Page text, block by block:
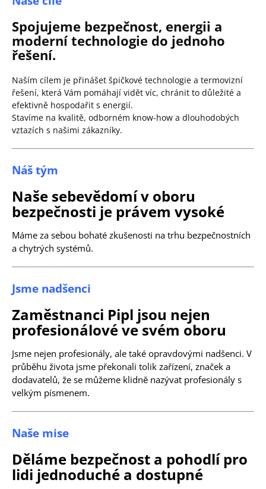
Spojujeme bezpečnost, energii a
moderní technologie do jednoho
řešení.
Naším cílem je přinášet špičkové technologie a termovizní
řešení, která Vám pomáhají vidět víc, chránit to důležité a
efektivně hospodařit s energií.
Stavíme na kvalitě, odborném know-how a dlouhodobých
vztazích s našimi zákazníky.
Náš tým
Naše sebevědomí v oboru
bezpečnosti je právem vysoké
Máme za sebou bohaté zkušenosti na trhu bezpečnostních
a chytrých systémů.
Jsme nadšenci
Zaměstnanci Pipl jsou nejen
profesionálové ve svém oboru
Jsme nejen profesionály, ale také opravdovými nadšenci. V
průběhu života jsme překonali tolik zařízení, značek a
dodavatelů, že se můžeme klidně nazývat profesionály s
velkým písmenem.
Naše mise
Děláme bezpečnost a pohodlí pro
lidi jednoduché a dostupné